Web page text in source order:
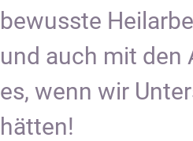
bewusste
und auch mit den
es, wenn wir
hätten!